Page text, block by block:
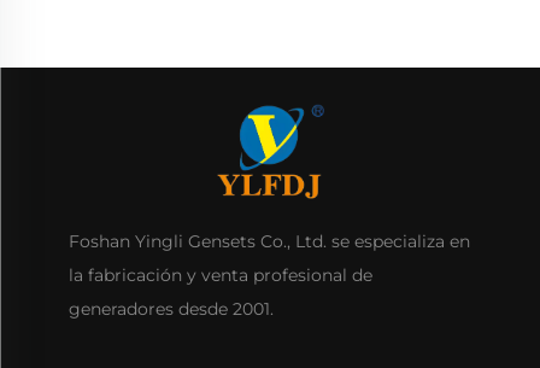
Foshan Yingli Gensets Co., Ltd. se especializa en
la fabricación y venta profesional de
generadores desde 2001.